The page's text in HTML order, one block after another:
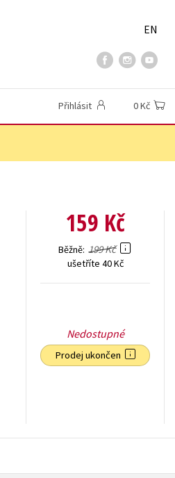
EN
Přihlásit 0 Kč
159 Kč
Běžně 199 Kč
ušetříte 40 Kč
Nedostupné
Prodej ukončen